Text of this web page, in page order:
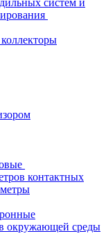
систем и
контактных
окружающей среды